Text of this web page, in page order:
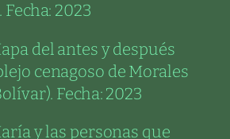
2023
del antes y después
cenagoso de Morales
Fecha: 2023
y las personas que